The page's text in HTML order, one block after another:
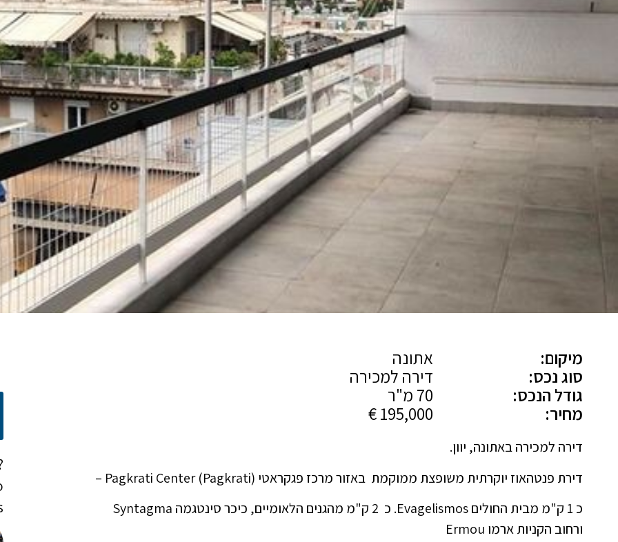
מיקום:
אתונה
סוג נכס:
דירה למכירה
גודל הנכס:
מחיר:
דירה למכירה באתונה, יוון.
דירת פנטהאוז יוקרתית משופצת ממוקמת באזור מרכז פגקראטי Pagkrati Center (Pagkrati) –
כ 1 ק"מ מבית החולים Evagelismos. כ 2 ק"מ מהגנים הלאומיים, כיכר סינטגמה Syntagma
ורחוב הקניות ארמו Ermou